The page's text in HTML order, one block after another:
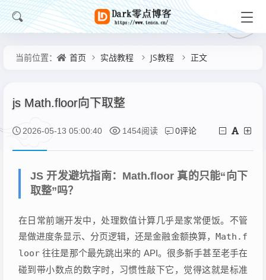
当前位置： 首页 实战教程 JS教程 正文
js Math.floor向下取整
2026-05-13 05:00:40 1454阅读 0评论
JS 开发避坑指南：Math.floor 真的只能“向下
取整”吗？
在日常前端开发中，处理数值计算几乎是家常便饭。不管
是做进度条显示、分页逻辑，还是金融金额换算， Math.f
loor 往往是那个最先跳出来的 API。很多新手甚至老手在
碰到带小数点的数字时，习惯性敲下它，觉得这就是标准